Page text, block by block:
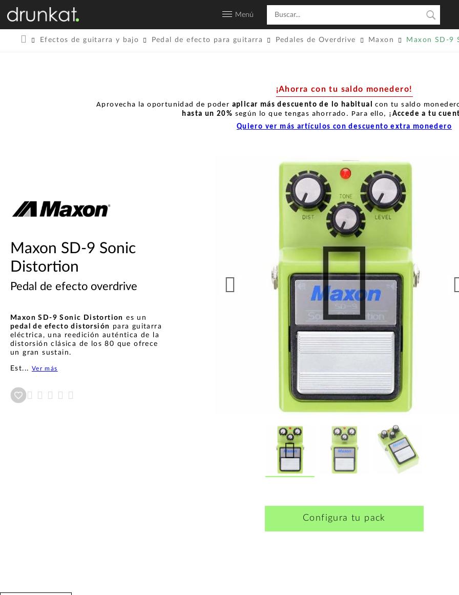
Menú
Efectos de guitarra y bajo Pedal de efecto para guitarra Pedales de Overdrive Maxon Maxon SD-9
¡Ahorra con tu saldo monedero!
Aprovecha la oportunidad de poder aplicar más descuento de lo habitual con tu saldo
hasta un 20% según lo que tengas ahorrado. Para ello, ¡ Accede a tu
Quiero ver más artículos con descuento extra monedero
Maxon SD-9 Sonic
Distortion
Pedal de efecto overdrive
Maxon SD-9 Sonic Distortion es un
pedal de efecto distorsión para guitarra
eléctrica, una reedición auténtica de la
distorsión clásica de los 80 que ofrece
un gran sustain.
Est... Ver más
Configura tu pack